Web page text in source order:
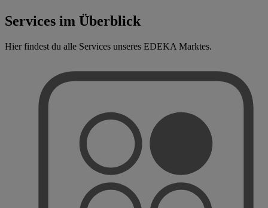
Services im Überblick
Hier findest du alle Services unseres EDEKA Marktes.